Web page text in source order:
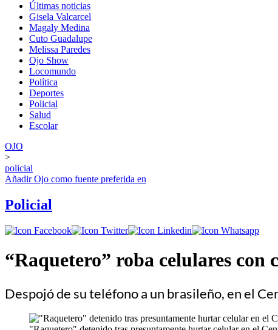
Últimas noticias
Gisela Valcarcel
Magaly Medina
Cuto Guadalupe
Melissa Paredes
Ojo Show
Locomundo
Política
Deportes
Policial
Salud
Escolar
OJO
>
policial
AñadirOjo como fuente preferida en
Policial
“Raquetero” roba celulares con
Despojó de su teléfono a un brasileño, en el